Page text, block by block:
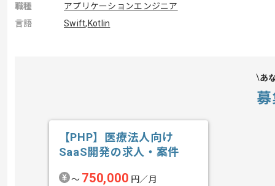
職種
アプリケーションエンジニア
言語
Swift, Kotlin
あ
【PHP】医療法人向け
SaaS開発の求人・案件
〜 750,000 円／月